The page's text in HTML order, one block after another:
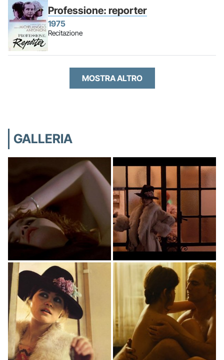
Professione: reporter
1975
Recitazione
MOSTRA ALTRO
GALLERIA